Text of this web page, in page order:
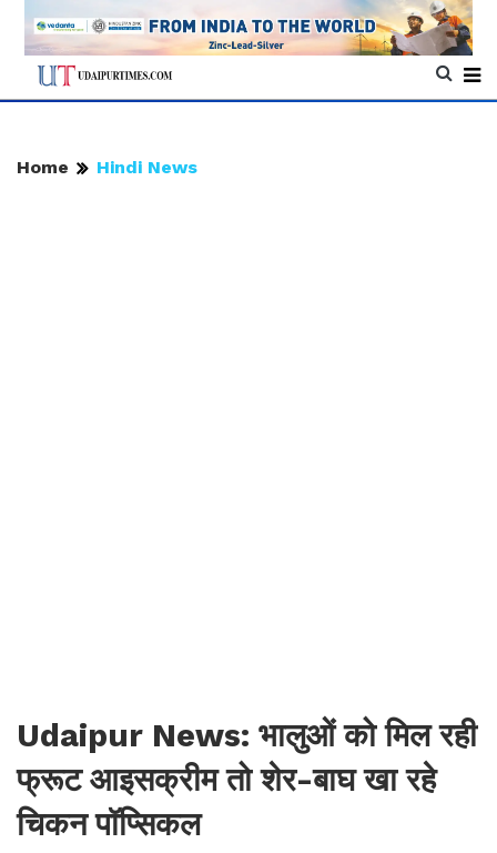
Home Hindi News
Udaipur News: भालुओं को मिल रही
फ्रूट आइसक्रीम तो शेर-बाघ खा रहे
चिकन पॉप्सिकल